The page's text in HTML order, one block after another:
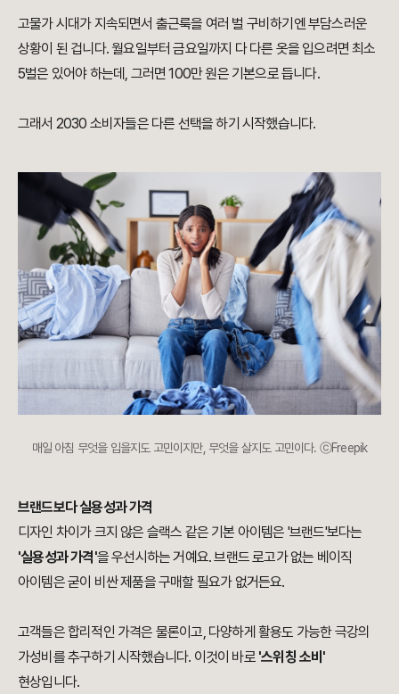
고물가 시대가 지속되면서 출근룩을 여러 벌 구비하기엔 부담스러운
상황이 된 겁니다. 월요일부터 금요일까지 다 다른 옷을 입으려면 최소
5벌은 있어야 하는데, 그러면 100만 원은 기본으로 듭니다.
그래서 2030 소비자들은 다른 선택을 하기 시작했습니다.
매일 아침 무엇을 입을지도 고민이지만, 무엇을 살지도 고민이다. ⓒFreepik
브랜드보다 실용성과 가격
디자인 차이가 크지 않은 슬랙스 같은 기본 아이템은 '브랜드'보다는
'실용성과 가격'을 우선시하는 거예요. 브랜드 로고가 없는 베이직
아이템은 굳이 비싼 제품을 구매할 필요가 없거든요.
고객들은 합리적인 가격은 물론이고, 다양하게 활용도 가능한 극강의
가성비를 추구하기 시작했습니다. 이것이 바로 '스위칭 소비'
현상입니다.